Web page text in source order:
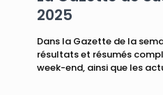
2025
Dans la Gazette de la
résultats et résumés
week-end, ainsi que les